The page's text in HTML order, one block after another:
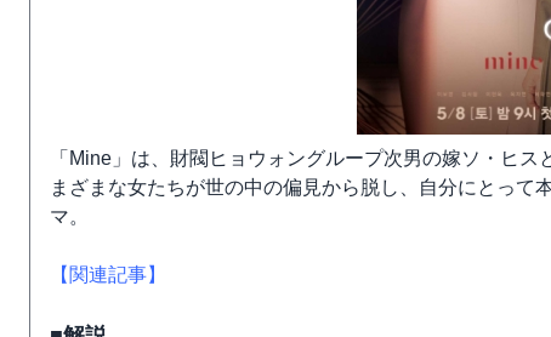
「Mine」は、財閥ヒョウォングループ次男の嫁ソ・ヒ
まざまな女たちが世の中の偏見から脱し、自分にとっ
マ。
【関連記事】